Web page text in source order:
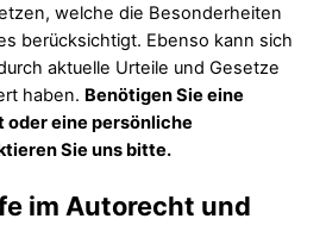
welche die Besonderheiten
berücksichtigt. Ebenso kann sich
aktuelle Urteile und Gesetze
haben. Benötigen Sie eine
eine persönliche
Sie uns bitte.
im Autorecht und